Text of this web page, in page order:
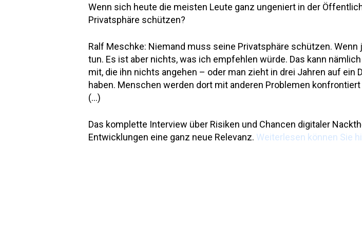
Wenn sich heute die meisten Leute ganz ungeniert in der
Privatsphäre schützen?
Ralf Meschke: Niemand muss seine Privatsphäre schützen.
tun. Es ist aber nichts, was ich empfehlen würde. Das kann
mit, die ihn nichts angehen – oder man zieht in drei Jahren auf ein
haben. Menschen werden dort mit anderen Problemen
(…)
Das komplette Interview über Risiken und Chancen digitaler
Entwicklungen eine ganz neue Relevanz. Weiterlesen können Sie